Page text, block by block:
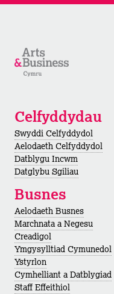
Celfyddydau
Swyddi Celfyddydol
Aelodaeth Celfyddydol
Datblygu Incwm
Datglybu Sgiliau
Busnes
Aelodaeth Busnes
Marchnata a Negesu
Creadigol
Ymgysylltiad Cymunedol
Ystyrlon
Cymhelliant a Datblygiad
Staff Effeithiol